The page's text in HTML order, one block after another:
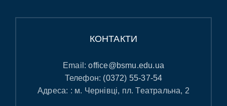
КОНТАКТИ
Email:office@bsmu.edu.ua
Телефон: (0372) 55-37-54
Адреса: : м. Чернівці, пл. Театральна, 2